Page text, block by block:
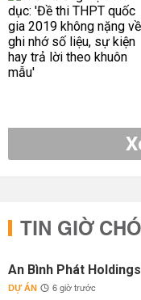
TIN GIỜ
An Bình Phát
DỰ ÁN 6 giờ trước